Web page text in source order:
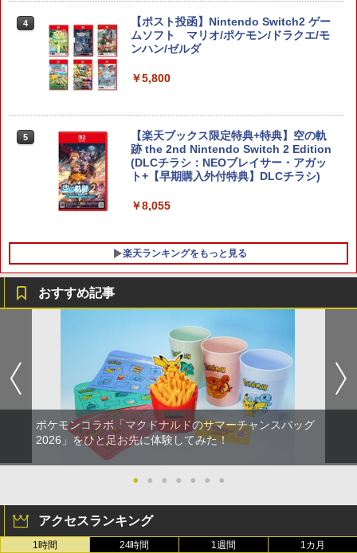
ニンテンドープリペイド番号 5000円|オ
【純正品】DualSense ワイヤレスコン
5
【国内正規品】Thrustmaster スラスト
マスター TH8S シフター - PC、PS4、P
S5、PS5 Pro、Xbox One、Xbox Serie
窩座再来 完全生産限定版 [Blu-ray]
￥8,698
ルアイドルクラブ Bloom Garden Part
y』Blu-ray（特装限定版）
￥8,589
4
【ポスト投函】Nintendo Switch2 ゲー
ムソフト マリオ/ポケモン/ドラクエ/モ
ンハン/ゼルダ
￥5,800
5
【楽天ブックス限定特典+特典】空の軌
跡 the 2nd Nintendo Switch 2 Edition
(DLCチラシ：NEOブレイサー・アガッ
ト+【早期購入外付特典】DLCチラシ)
￥8,055
楽天ランキングをもっと見る
【ポイント5倍】PS5 Slim スタンド 新型
縦置き 冷却ファン スタンド 冷却パッド
縦置き 垂直 充電器 USB 静音 リモコン
収納 充電LEDランプ 充電指示ランプ付
滑り止め 冷却台 2台同時充電
￥3,600
2
【当店独自で＋P10倍★要エントリー】
【中古】[PS5] ドラゴンクエストI&II(DR
2) スクウェア・エニックス(20251030)
￥4,180
HDMI キャプチャーボード Switch/UVC
対応 4K 1080P Type C&USB A&USB
C 2in1 ビデオ録画 ゲーム録画 ライブ配
信 Windows Mac switch2 PS5 iPhon
e
￥1,780
2
【10日は24時間限定クーポン配布】LIT
HON ライソンプレイコンピューターレ
￥2,940
【中古】メリダとおそろしの森 BD+DVD
(アウターケース) 【ブルーレイ】／ケリ
ー・マクドナルドブルーレイ／海外アニ
メ・定番スタジオ
￥1,337
X BD＋DVDセット 【ブルーレイ】／ト
ム・ハンクスブルーレイ／海外アニメ・
￥1,783
おすすめ記事
ポケモンコラボ「マクドナルドのサマーチャンスバッグ
2026」をひと足お先に体験してみた！
● ● ● ● ● ● ●
アクセスランキング
1時間 24時間 1週間 1カ月